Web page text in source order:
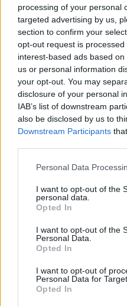
processing of your personal
targeted advertising by us,
section to confirm your
opt-out request is
interest-based ads based
us or personal information
your opt-out. You may
disclosure of your personal
IAB’s list of downstream
also be disclosed by us to
Downstream Participants
Please note that this
not limited to your visit or
grant or deny consent to
use your data for below
consent section.
Personal Data
I want to opt-out of the
personal data.
Opted In
I want to opt-out of the
Personal Data.
Opted In
I want to opt-out of
Personal Data for
Opted In
σημείωσε ότι «το
ευνοϊκότερο» για